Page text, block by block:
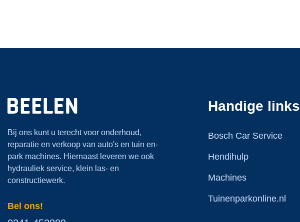
Bij ons kunt u terecht voor onderhoud,
reparatie en verkoop van auto's en tuin en-
park machines. Hiernaast leveren we ook
hydrauliek service, klein las- en
constructiewerk.
Bel ons!
Handige links
Bosch Car Service
Hendihulp
Machines
Tuinenparkonline.nl